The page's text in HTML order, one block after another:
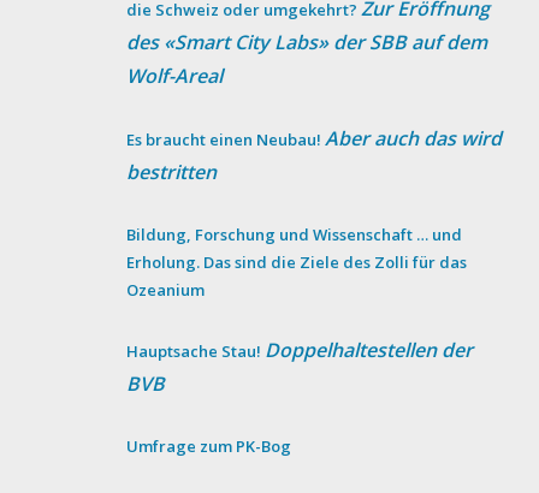
die Schweiz oder umgekehrt?Zur Eröffnung
des «Smart City Labs» der SBB auf dem
Wolf-Areal
Es braucht einen Neubau!Aber auch das wird
bestritten
Bildung, Forschung und Wissenschaft … und
Erholung. Das sind die Ziele des Zolli für das
Ozeanium
Hauptsache Stau! Doppelhaltestellen der
BVB
Umfrage zum PK-Bog